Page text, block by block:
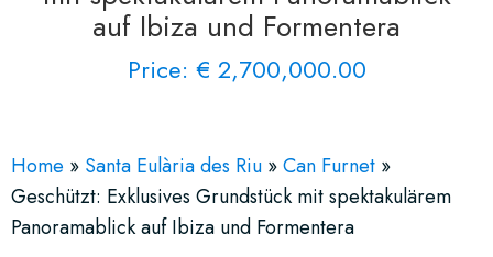
auf Ibiza und Formentera
Price: € 2,700,000.00
Home » Santa Eulària des Riu »Can Furnet »
Geschützt: Exklusives Grundstück mit spektakulärem
Panoramablick auf Ibiza und Formentera